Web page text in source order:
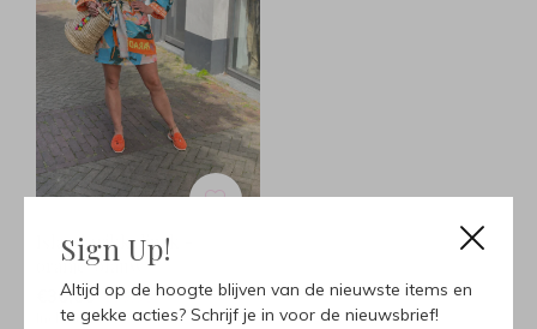
Sign Up!
Altijd op de hoogte blijven van de nieuwste items en
te gekke acties? Schrijf je in voor de nieuwsbrief!
Island wikkeljurk -
oranje/blauw
€30,00 €59,95
Incl. btw